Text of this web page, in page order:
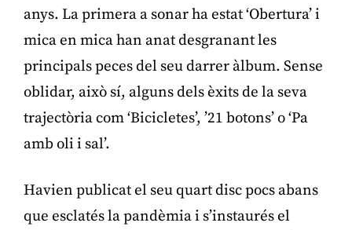
anys. La primera a sonar ha estat ‘Obertura’ i
mica en mica han anat desgranant les
principals peces del seu darrer àlbum. Sense
oblidar, això sí, alguns dels èxits de la seva
trajectòria com ‘Bicicletes’, ’21 botons’ o ‘Pa
amb oli i sal’.
Havien publicat el seu quart disc pocs abans
que esclatés la pandèmia i s’instaurés el